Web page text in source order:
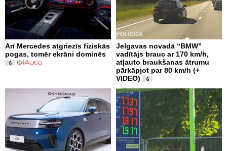
Arī Mercedes atgriezīs fiziskās
pogas, tomēr ekrāni dominēs
6
Jelgavas novadā “BMW”
vadītājs brauc ar 170 km/h,
atļauto braukšanas ātrumu
pārkāpjot par 80 km/h (+
VIDEO)
6